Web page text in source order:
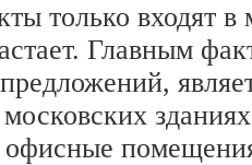
только входят в
Главным
офисные